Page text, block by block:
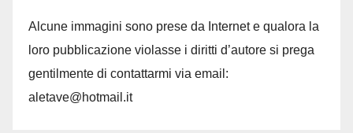
Alcune immagini sono prese da Internet e qualora la
loro pubblicazione violasse i diritti d’autore si prega
gentilmente di contattarmi via email:
aletave@hotmail.it